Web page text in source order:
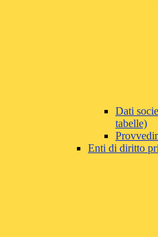
Dati
tabelle)
Enti di diritto